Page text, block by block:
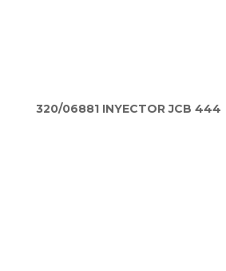
320/06881 INYECTOR JCB 444